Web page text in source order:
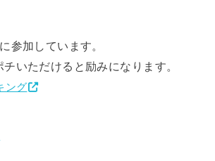
参加しています。
いただけると励みになります。
ング